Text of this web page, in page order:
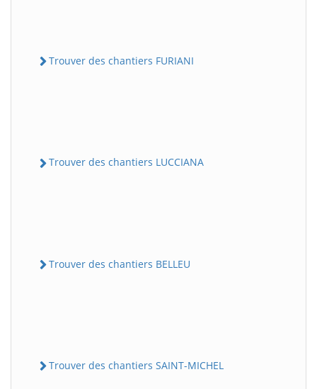
Trouver des chantiers FURIANI
Trouver des chantiers LUCCIANA
Trouver des chantiers BELLEU
Trouver des chantiers SAINT-MICHEL